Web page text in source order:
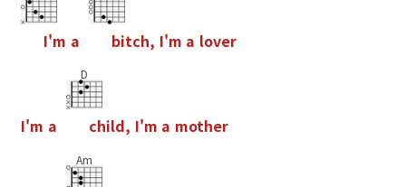
I'm a bitch, I'm a lover
I'm a
D
child, I'm a mother
Am